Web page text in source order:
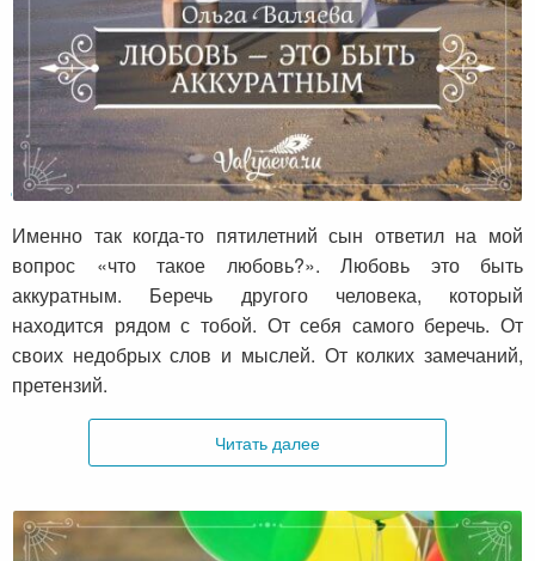
Любовь – это быть аккуратным
Именно так когда-то пятилетний сын ответил на мой
вопрос «что такое любовь?». Любовь это быть
аккуратным. Беречь другого человека, который
находится рядом с тобой. От себя самого беречь. От
своих недобрых слов и мыслей. От колких замечаний,
претензий.
Читать далее